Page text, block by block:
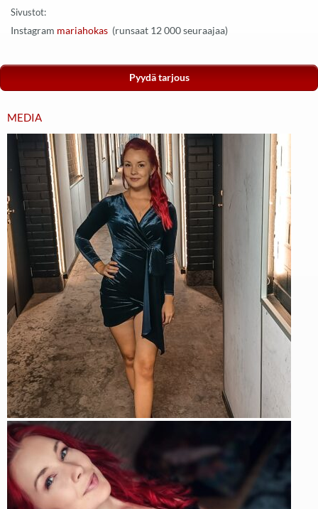
Sivustot:
Instagram mariahokas (runsaat 12 000 seuraajaa)
Pyydä tarjous
MEDIA